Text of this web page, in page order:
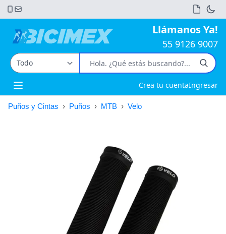
Llámanos Ya!
55 9126 9007
Open main menu Crea tu cuentaIngresar
Puños y Cintas › Puños › MTB › Velo